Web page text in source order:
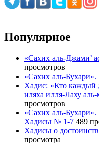
Популярное
«Сахих аль-Джами’
просмотров
«Сахих аль-
Хадис: «Кто каждый
иляха илля-Лаху
просмотров
«Сахих аль-
Хадисы № 1-7 489
Хадисы о
просмотра